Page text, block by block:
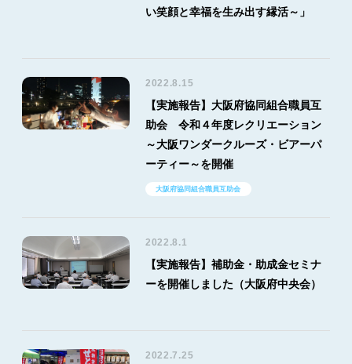
い笑顔と幸福を生み出す縁活～」
2022.8.15
【実施報告】大阪府協同組合職員互
助会 令和４年度レクリエーション
～大阪ワンダークルーズ・ビアーパ
ーティー～を開催
大阪府協同組合職員互助会
2022.8.1
【実施報告】補助金・助成金セミナ
ーを開催しました（大阪府中央会）
2022.7.25